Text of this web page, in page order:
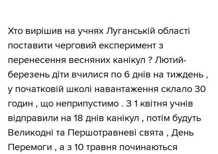
Хто вирішив на учнях Луганській області
поставити черговий експеримент з
перенесення весняних канікул ? Лютий-
березень діти вчилися по 6 днів на тиждень ,
у початковій школі навантаження склало 30
годин , що неприпустимо . З 1 квітня учнів
відправили на 18 днів канікул , потім будуть
Великодні та Першотравневі свята , День
Перемоги , а з 10 травня починаються